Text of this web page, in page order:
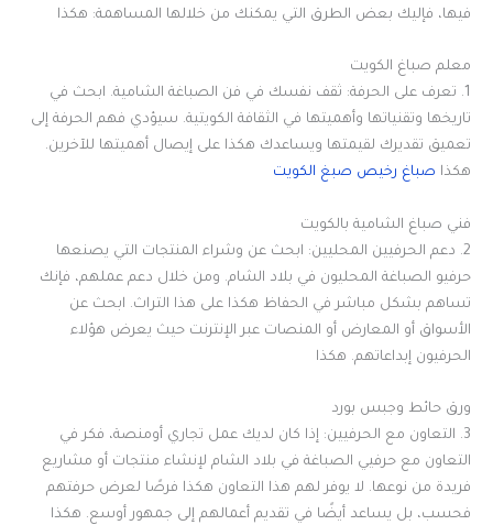
فيها، فإليك بعض الطرق التي يمكنك من خلالها المساهمة: هكذا
معلم صباغ الكويت
1. تعرف على الحرفة: ثقف نفسك في فن الصباغة الشامية. ابحث في
تاريخها وتقنياتها وأهميتها في الثقافة الكويتية. سيؤدي فهم الحرفة إلى
تعميق تقديرك لقيمتها ويساعدك هكذا على إيصال أهميتها للآخرين.
هكذا صباغ رخيص صبغ الكويت
فني صباغ الشامية بالكويت
2. دعم الحرفيين المحليين: ابحث عن وشراء المنتجات التي يصنعها
حرفيو الصباغة المحليون في بلاد الشام. ومن خلال دعم عملهم، فإنك
تساهم بشكل مباشر في الحفاظ هكذا على هذا التراث. ابحث عن
الأسواق أو المعارض أو المنصات عبر الإنترنت حيث يعرض هؤلاء
الحرفيون إبداعاتهم. هكذا
ورق حائط وجبس بورد
3. التعاون مع الحرفيين: إذا كان لديك عمل تجاري أومنصة، فكر في
التعاون مع حرفيي الصباغة في بلاد الشام لإنشاء منتجات أو مشاريع
فريدة من نوعها. لا يوفر لهم هذا التعاون هكذا فرصًا لعرض حرفتهم
فحسب، بل يساعد أيضًا في تقديم أعمالهم إلى جمهور أوسع. هكذا